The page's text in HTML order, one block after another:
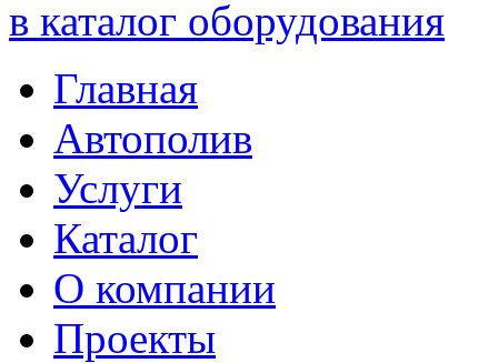
в каталог оборудования
Главная
Автополив
Услуги
Каталог
О компании
Проекты